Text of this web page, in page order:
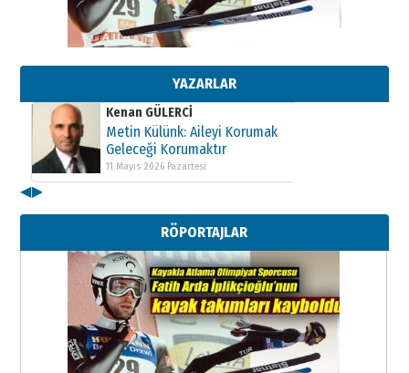
YAZARLAR
Kenan GÜLERCİ
Metin Külünk: Aileyi Korumak
Geleceği Korumaktır
11 Mayıs 2026 Pazartesi
Kenan GÜLERCİ
Metin Külünk: Aileyi Korumak
Geleceği Korumaktır
11 Mayıs 2026 Pazartesi
Metin Külünk: Aileyi Korumak
Geleceği Korumaktır
11 Mayıs 2026 Pazartesi
◀▶
RÖPORTAJLAR